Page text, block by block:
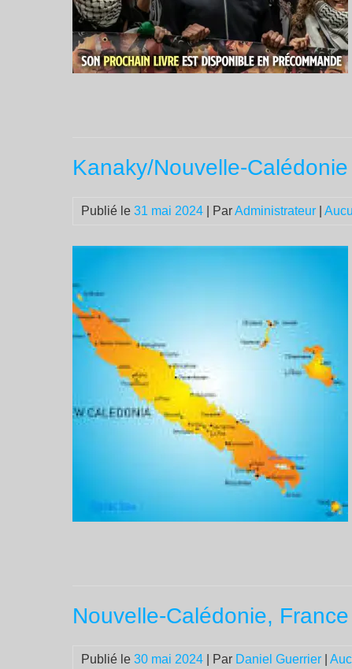
Kanaky/Nouvelle-
Publié le 31 mai 2024 | ParAdministrateur
Nouvelle-Calédonie,
Publié le 30 mai 2024 | Par Daniel Guerrier